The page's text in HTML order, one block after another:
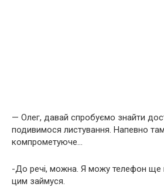
— Олег, давай спробуємо знайти
подивимося листування. Напевно
компрометуюче…
-До речі, можна. Я можу телефон ще
цим займуся.